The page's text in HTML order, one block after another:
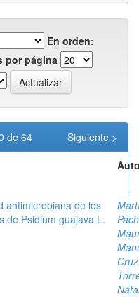
En orden:
por página
de 64
Siguiente >
antimicrobiana de los
de Psidium guajava L.
Cruz